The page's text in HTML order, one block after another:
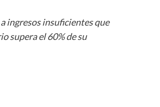
ingresos insuficientes que
supera el 60% de su